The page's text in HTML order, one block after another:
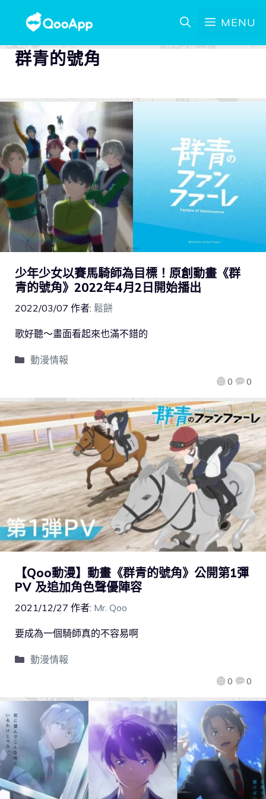
MENU
群青的號角
少年少女以賽馬騎師為目標！原創動畫《群
青的號角》2022年4月2日開始播出
2022/03/07 作者: 鬆餅
0 0
歌好聽～畫面看起來也滿不錯的
動漫情報
【Qoo動漫】動畫《群青的號角》公開第1彈
PV 及追加角色聲優陣容
2021/12/27 作者: Mr. Qoo
0 0
要成為一個騎師真的不容易啊
動漫情報